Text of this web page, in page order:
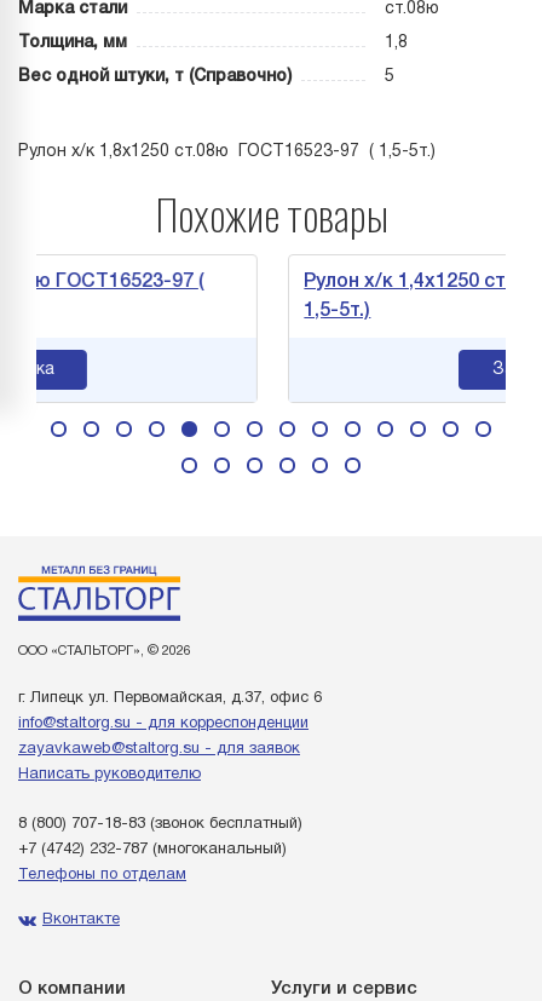
Марка стали ст.08ю
Толщина, мм 1,8
Вес одной штуки, т (Справочно) 5
Рулон х/к 1,8х1250 ст.08ю ГОСТ16523-97 ( 1,5-5т.)
Похожие товары
97 (
Рулон х/к 1,4х1250 ст.08кп
1,5-5т.)
Заявка
ООО «СТАЛЬТОРГ», © 2026
г. Липецк ул. Первомайская, д.37, офис 6
info@staltorg.su - для корреспонденции
zayavkaweb@staltorg.su - для заявок
Написать руководителю
8 (800) 707-18-83 (звонок бесплатный)
+7 (4742) 232-787 (многоканальный)
Телефоны по отделам
Вконтакте
О компании Услуги и сервис